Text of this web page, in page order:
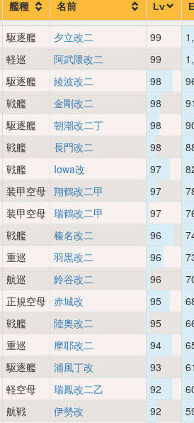
艦種 名前 Lv
駆逐艦 夕立改二 99
軽巡 阿武隈改二 99
駆逐艦 綾波改二 98
戦艦 金剛改二 98
駆逐艦 朝潮改二丁 98
戦艦 長門改二 98
戦艦 Iowa改 97
装甲空母 翔鶴改二甲 97
装甲空母 瑞鶴改二甲 97
戦艦 榛名改二 96
重巡 羽黒改二 96
航巡 鈴谷改二 96
正規空母 赤城改 95
戦艦 陸奥改二 95
重巡 摩耶改二 94
駆逐艦 浦風丁改 93
軽空母 瑞鳳改二乙 92
航戦 伊勢改 92